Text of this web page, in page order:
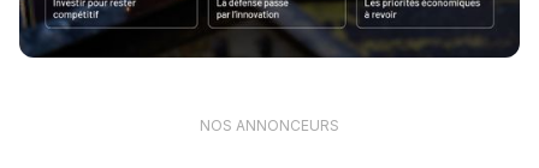
NOS ANNONCEURS